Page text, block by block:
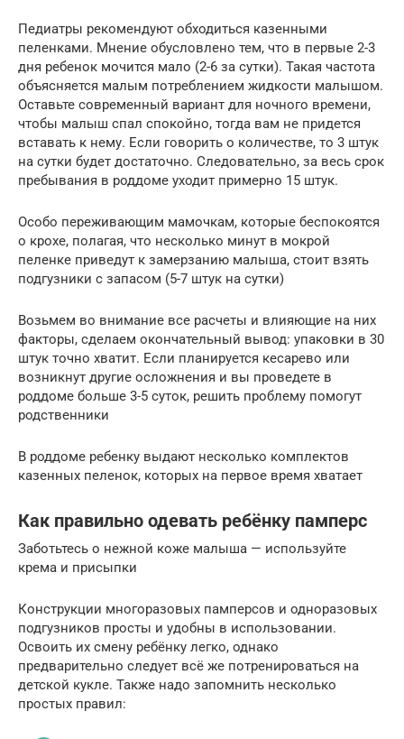
Педиатры рекомендуют обходиться казенными
пеленками. Мнение обусловлено тем, что в первые 2-3
дня ребенок мочится мало (2-6 за сутки). Такая частота
объясняется малым потреблением жидкости малышом.
Оставьте современный вариант для ночного времени,
чтобы малыш спал спокойно, тогда вам не придется
вставать к нему. Если говорить о количестве, то 3 штук
на сутки будет достаточно. Следовательно, за весь срок
пребывания в роддоме уходит примерно 15 штук.
Особо переживающим мамочкам, которые беспокоятся
о крохе, полагая, что несколько минут в мокрой
пеленке приведут к замерзанию малыша, стоит взять
подгузники с запасом (5-7 штук на сутки)
Возьмем во внимание все расчеты и влияющие на них
факторы, сделаем окончательный вывод: упаковки в 30
штук точно хватит. Если планируется кесарево или
возникнут другие осложнения и вы проведете в
роддоме больше 3-5 суток, решить проблему помогут
родственники
В роддоме ребенку выдают несколько комплектов
казенных пеленок, которых на первое время хватает
Как правильно одевать ребёнку памперс
Заботьтесь о нежной коже малыша — используйте
крема и присыпки
Конструкции многоразовых памперсов и одноразовых
подгузников просты и удобны в использовании.
Освоить их смену ребёнку легко, однако
предварительно следует всё же потренироваться на
детской кукле. Также надо запомнить несколько
простых правил: